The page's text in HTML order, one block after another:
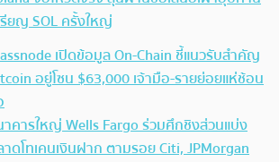
ยญ SOL ครั้งใหญ่
เปิดข้อมูล On-Chain ชี้แนวรับสำคัญ
อยู่โซน $63,000 เจ้ามือ-รายย่อยแห่ช้อน
คารใหญ่ Wells Fargo ร่วมศึกชิงส่วนแบ่ง
ดโทเคนเงินฝาก ตามรอย Citi, JPMorgan